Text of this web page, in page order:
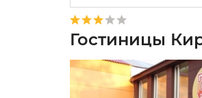
Гостиницы